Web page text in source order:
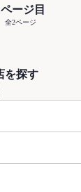
ージ目
全2ページ
を探す